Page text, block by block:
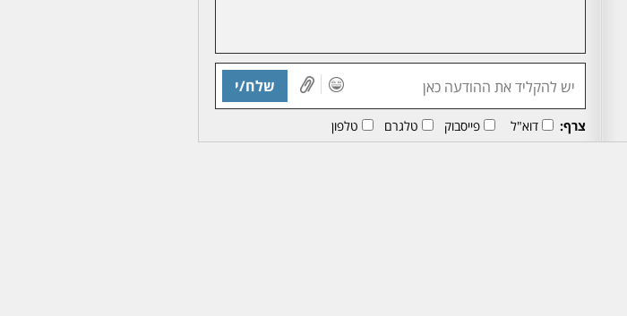
שלח/י
צרף: דוא"ל פייסבוק טלגרם טלפון